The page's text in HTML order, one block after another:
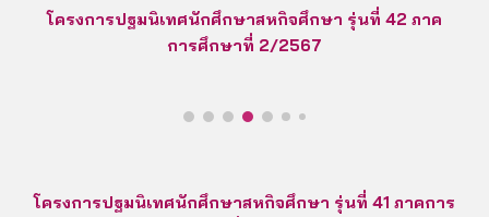
โครงการปฐมนิเทศนักศึกษาสหกิจศึกษา รุ่นที่ 42 ภาค
การศึกษาที่ 2/2567
โครงการปฐมนิเทศนักศึกษาสหกิจศึกษา รุ่นที่ 41 ภาคการ